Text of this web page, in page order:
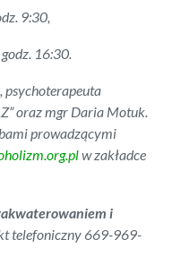
9:30,
16:30.
psychoterapeuta
oraz mgr Daria Motuk.
prowadzącymi
w zakładce
i
telefoniczny 669-969-